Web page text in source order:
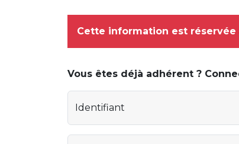
Cette information est réservée
Vous êtes déjà adhérent ?
Identifiant